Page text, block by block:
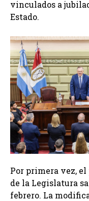
vinculados a
Estado.
Por primera vez,
de la Legislatura
febrero. La